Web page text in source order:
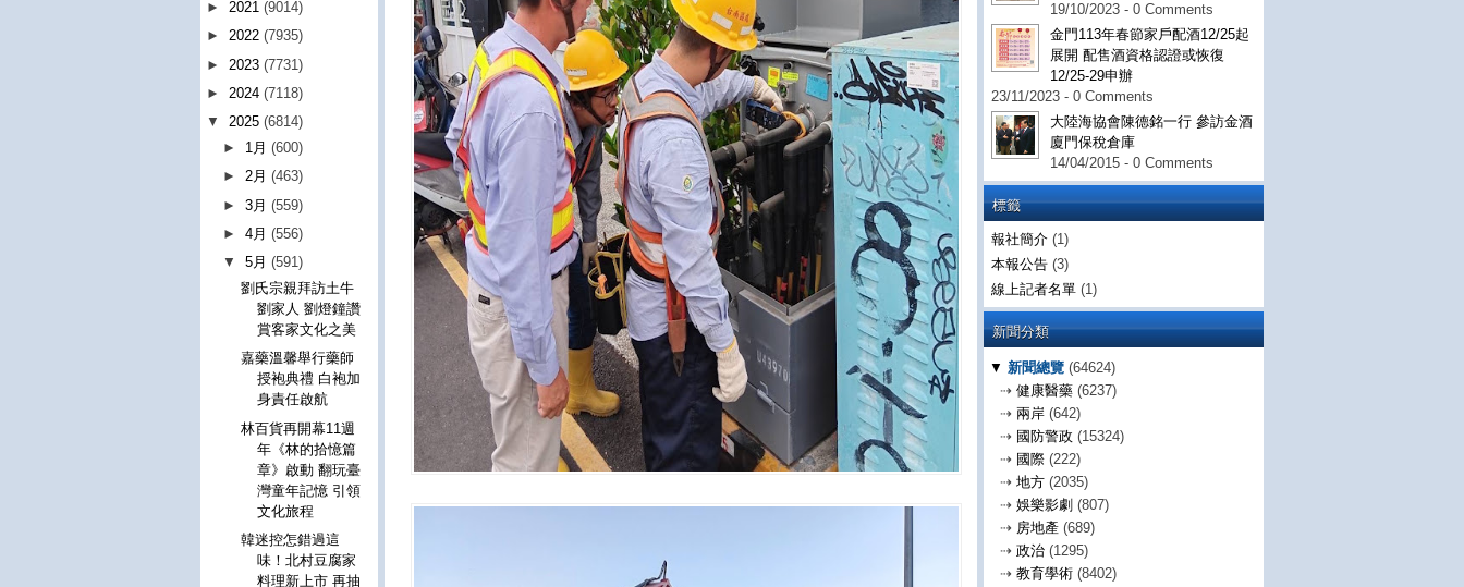
19/10/2023 - 0 Comments
金門113年春節家戶配酒12/25起
展開 配售酒資格認證或恢復
12/25-29申辦
23/11/2023 - 0 Comments
大陸海協會陳德銘一行 參訪金酒
廈門保稅倉庫
14/04/2015 - 0 Comments
標籤
報社簡介 (1)
本報公告 (3)
線上記者名單 (1)
新聞分類
▼ 新聞總覽 (64624)
⇢ 健康醫藥 (6237)
⇢ 兩岸 (642)
⇢ 國防警政 (15324)
⇢ 國際 (222)
⇢ 地方 (2035)
⇢ 娛樂影劇 (807)
⇢ 房地產 (689)
⇢ 政治 (1295)
⇢ 教育學術 (8402)
► 2021 (9014)
► 2022 (7935)
► 2023 (7731)
► 2024 (7118)
▼ 2025 (6814)
► 1月(600)
►2月(463)
►3月(559)
►4月(556)
▼5月(591)
劉氏宗親拜訪土牛
劉家人 劉燈鐘讚
賞客家文化之美
嘉藥溫馨舉行藥師
授袍典禮 白袍加
身責任啟航
林百貨再開幕11週
年《林的拾憶篇
章》啟動 翻玩臺
灣童年記憶 引領
文化旅程
韓迷控怎錯過這
味！北村豆腐家
料理新上市 再抽